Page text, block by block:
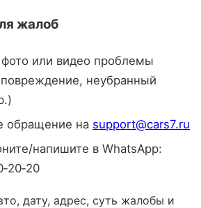
жалоб
или видео проблемы
неубранный
обращение на support@cars7.ru
напишите в WhatsApp:
дату, адрес, суть жалобы и